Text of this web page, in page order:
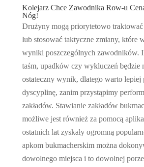
Kolejarz Chce Zawodnika Row-u
Nóg!
Drużyny mogą priorytetowo
lub stosować taktyczne zmiany, które
wyniki poszczególnych zawodników.
taśm, upadków czy wykluczeń będzie
ostateczny wynik, dlatego warto lepiej
dyscyplinę, zanim przystąpimy
zakładów. Stawianie zakładów
możliwe jest również za pomocą
ostatnich lat zyskały ogromną
apkom bukmacherskim można
dowolnego miejsca i to dowolnej